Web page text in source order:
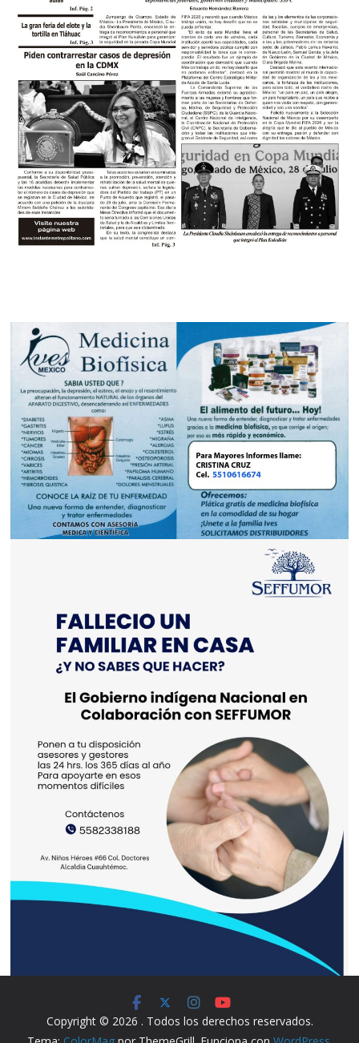
Copyright © 2026 . Todos los derechos reservados.